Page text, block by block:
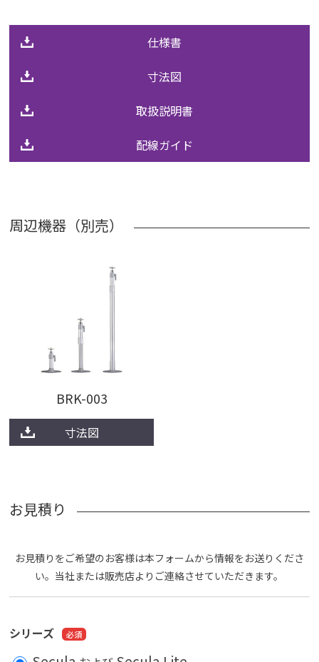
仕様書
寸法図
取扱説明書
配線ガイド
周辺機器（別売）
BRK-003
寸法図
お見積り
お見積りをご希望のお客様は本フォームから情報をお送りくださ
い。当社または販売店よりご連絡させていただきます。
シリーズ